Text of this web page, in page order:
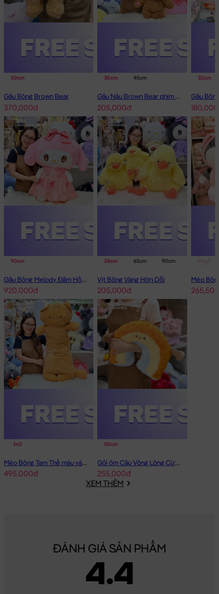
Heo Bông ôm Bình Sữa
50cm
Gấu Bông Brown Bear
370,000đ
30cm 45cm
Gấu Nâu Brown Bear phim Minions
205,000đ
32cm
90cm
Gấu Bông Melody Đầm Hồng Cổ Sen Đeo Nơ
920,000đ
35cm 65cm 90cm
Vịt Bông Vàng Hờn Dỗi
205,000đ
1m2
Mèo Bông Tam Thể màu vàng
495,000đ
50cm
Gối ôm Cầu Vồng Lông Cừu Sky Babies
255,000đ
XEM THÊM
ĐÁNH GIÁ SẢN PHẨM
4.4